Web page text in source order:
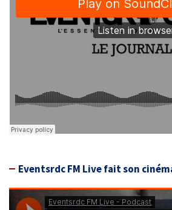
Eventsrdc FM Live fait son